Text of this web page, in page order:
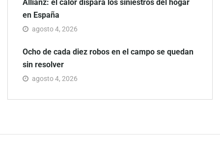
Allianz: el calor dispara los siniestros del hogar
en España
agosto 4, 2026
Ocho de cada diez robos en el campo se quedan
sin resolver
agosto 4, 2026